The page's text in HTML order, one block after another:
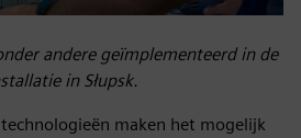
andere geïmplementeerd in de
in Słupsk.
maken het mogelijk